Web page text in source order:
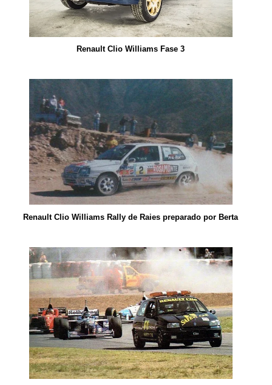
Renault Clio Williams Fase 3
Renault Clio Williams Rally de Raies preparado por Berta